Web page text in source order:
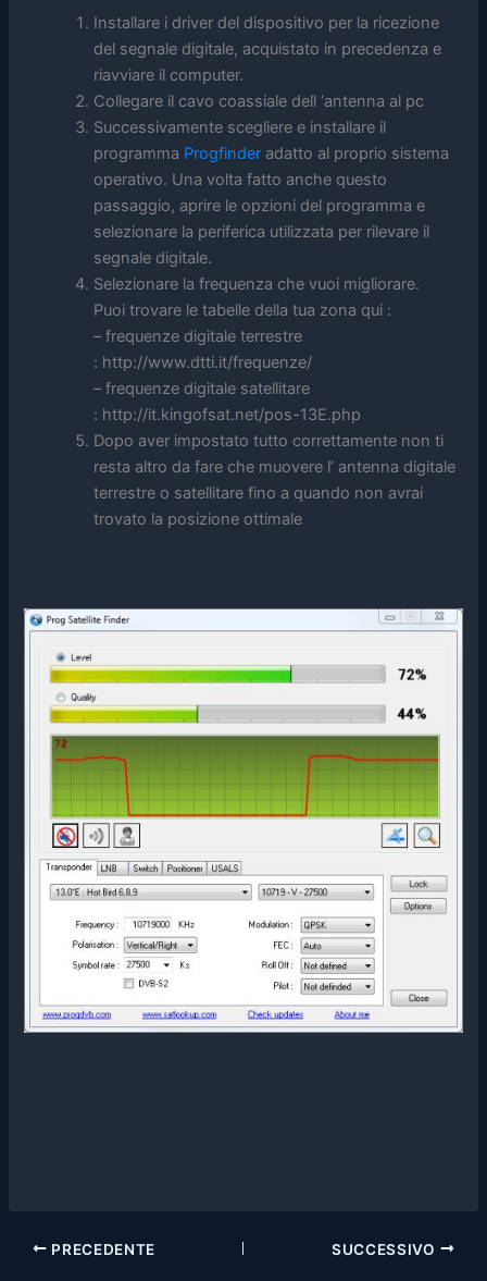
Installare i driver del dispositivo per la ricezione
del segnale digitale, acquistato in precedenza e
riavviare il computer.
Collegare il cavo coassiale dell ‘antenna al pc
Successivamente scegliere e installare il
programma Progfinder adatto al proprio sistema
operativo. Una volta fatto anche questo
passaggio, aprire le opzioni del programma e
selezionare la periferica utilizzata per rilevare il
segnale digitale.
Selezionare la frequenza che vuoi migliorare.
Puoi trovare le tabelle della tua zona qui :
– frequenze digitale terrestre
: http://www.dtti.it/frequenze/
– frequenze digitale satellitare
: http://it.kingofsat.net/pos-13E.php
Dopo aver impostato tutto correttamente non ti
resta altro da fare che muovere l’ antenna digitale
terrestre o satellitare fino a quando non avrai
trovato la posizione ottimale
PRECEDENTE SUCCESSIVO